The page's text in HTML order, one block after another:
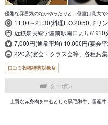
優雅な雰囲気のなかゆったりと…個室は最大で
11:00～21:30(料理L.O.20:50,ドリ
近鉄奈良線学園前駅南口よりﾊﾞｽ10
7,000円(通常平均) 10,000円(宴会
220席(宴会・クラス会等、各種お
口コミ投稿特典対象店
クーポン
上質な赤身肉を中心とした黒毛和牛、国産